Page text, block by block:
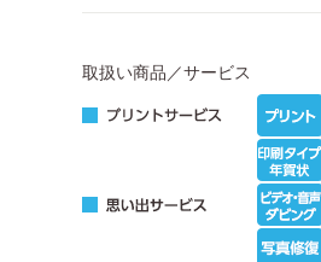
取扱い商品／サービス